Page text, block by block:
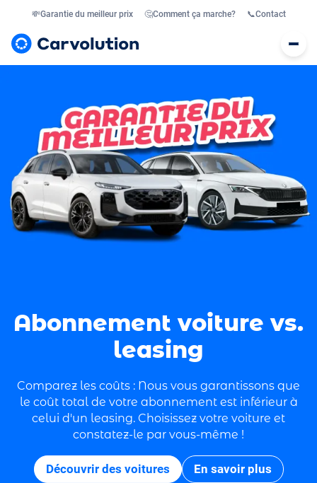
💸Garantie du meilleur prix 🤔Comment ça marche? 📞Contact
Abonnement voiture vs.
leasing
Comparez les coûts : Nous vous garantissons que
le coût total de votre abonnement est inférieur à
celui d'un leasing. Choisissez votre voiture et
constatez-le par vous-même !
Découvrir des voitures En savoir plus